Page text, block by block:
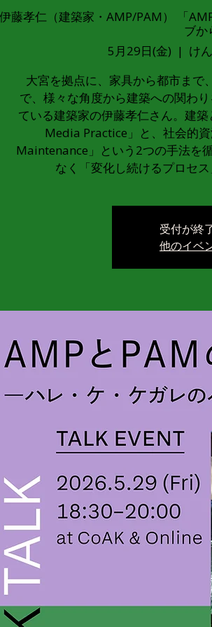
伊藤孝仁（建築家・AMP/PAM） 「
ブか
5月29日(金)
  |
け
大宮を拠点に、家具から都市まで
で、様々な角度から建築への関わ
ている建築家の伊藤孝仁さん。建
Media Practice」と、社会的
Maintenance」という2つの手法を
なく「変化し続けるプロセ
受付が終
他のイベ